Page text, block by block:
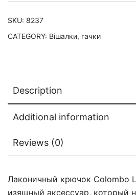
SKU: 8237
CATEGORY: Вішалки, гачки
Description
Additional information
Reviews (0)
Лаконичный крючок Colombo
изящный аксессуар, который